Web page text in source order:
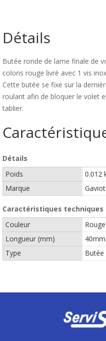
Détails
Butée ronde de lame finale de
coloris rouge livré avec 1 vis
Cette butée se fixe sur la
roulant afin de bloquer le volet
tablier.
Détails
Poids
0.012
Marque
Caractéristiques techniques
Couleur
Rouge
Longueur (mm)
40mm
Type
Butée